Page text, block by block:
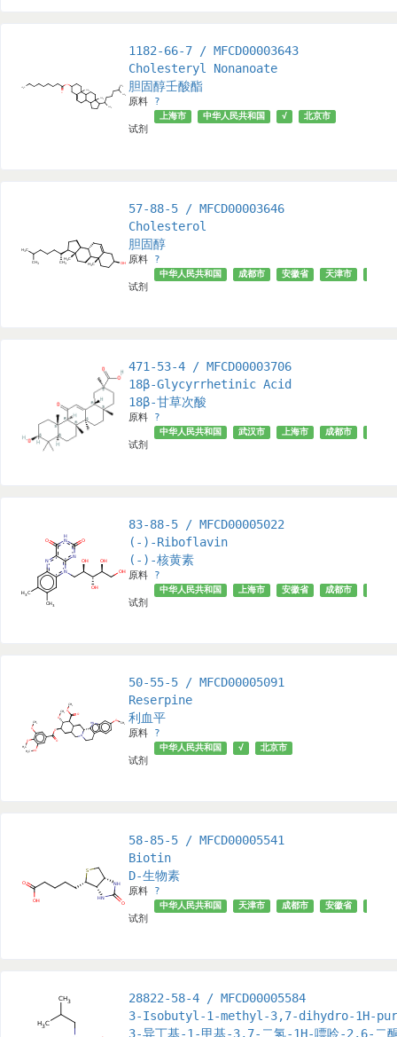
1182-66-7 / MFCD00003643
Cholesteryl Nonanoate
胆固醇壬酸酯
原料 ?
试剂
上海市 中华人民共和国 √ 北京市
57-88-5 / MFCD00003646
Cholesterol
胆固醇
原料 ?
试剂
中华人民共和国 成都市 安徽省 天津市
471-53-4 / MFCD00003706
18β-Glycyrrhetinic Acid
18β-甘草次酸
原料 ?
试剂
中华人民共和国 武汉市 上海市 成都市
83-88-5 / MFCD00005022
(-)-Riboflavin
(-)-核黄素
原料 ?
试剂
中华人民共和国 上海市 安徽省 成都市
50-55-5 / MFCD00005091
Reserpine
利血平
原料 ?
试剂
中华人民共和国 √ 北京市
58-85-5 / MFCD00005541
Biotin
D-生物素
原料 ?
试剂
中华人民共和国 天津市 成都市 安徽省
28822-58-4 / MFCD00005584
3-Isobutyl-1-methyl-3,7-dihydro-1H-
3-异丁基-1-甲基-3,7-二氢-1H-嘌呤-2,6-二